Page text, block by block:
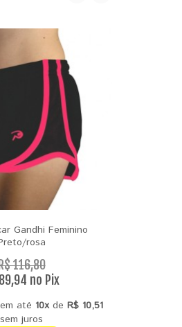
Gandhi Feminino
rosa
116,80
no Pix
até 10xde R$ 10,51
sem juros